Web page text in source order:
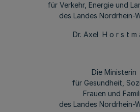
für Verkehr, Energie und
des Landes Nordrhein-
Dr. Axel H o r s t m
Die Ministerin
für Gesundheit,
Frauen und
des Landes Nordrhein-